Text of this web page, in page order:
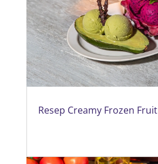
Resep Creamy Frozen Fruit